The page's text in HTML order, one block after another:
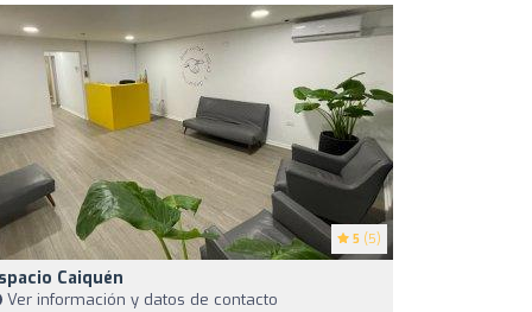
5 (5)
Caiquén
Ver información y datos de contacto